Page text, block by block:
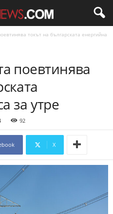
токът на българската енергийна
поевтинява
за утре
92
X